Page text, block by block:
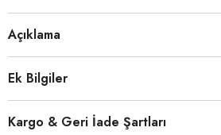
Açıklama
Ek Bilgiler
Kargo & Geri İade Şartları